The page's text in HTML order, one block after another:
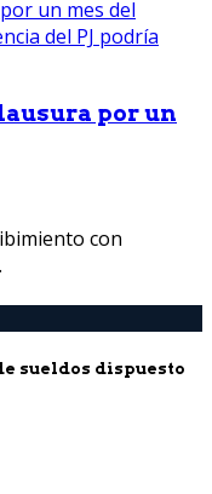
por un
con
sueldos dispuesto